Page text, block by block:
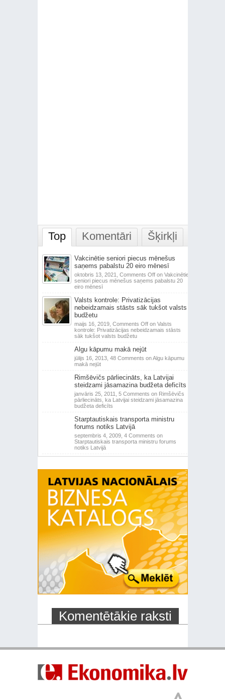
Top Komentāri Šķirkļi
Vakcinētie seniori piecus mēnešus
saņems pabalstu 20 eiro mēnesī
oktobris 13, 2021, Comments Offon Vakcinētie
seniori piecus mēnešus saņems pabalstu 20
eiro mēnesī
Valsts kontrole: Privatizācijas
nebeidzamais stāsts sāk tukšot valsts
budžetu
maijs 16, 2019, Comments Offon Valsts
kontrole: Privatizācijas nebeidzamais stāsts
sāk tukšot valsts budžetu
Algu kāpumu makā nejūt
jūlijs 16, 2013, 48 Comments on Algu kāpumu
makā nejūt
Rimšēvičs pārliecināts, ka Latvijai
steidzami jāsamazina budžeta deficīts
janvāris 25, 2011, 5 Comments on Rimšēvičs
pārliecināts, ka Latvijai steidzami jāsamazina
budžeta deficīts
Starptautiskais transporta ministru
forums notiks Latvijā
septembris 4, 2009, 4 Comments on
Starptautiskais transporta ministru forums
notiks Latvijā
Komentētākie raksti